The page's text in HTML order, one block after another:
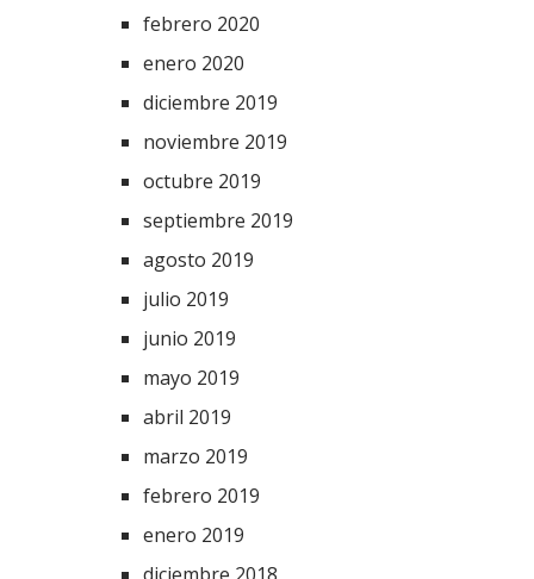
febrero 2020
enero 2020
diciembre 2019
noviembre 2019
octubre 2019
septiembre 2019
agosto 2019
julio 2019
junio 2019
mayo 2019
abril 2019
marzo 2019
febrero 2019
enero 2019